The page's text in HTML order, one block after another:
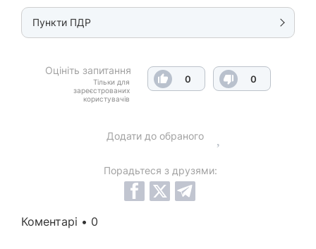
Пункти ПДР
Оцініть запитання
Тільки для
зареєстрованих
користувачів
0 0
Додати до обраного
Порадьтеся з друзями:
Коментарі • 0